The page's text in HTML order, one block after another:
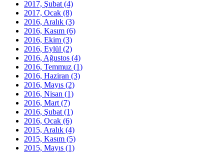
2017, Şubat (4)
2017, Ocak (8)
2016, Aralık (3)
2016, Kasım (6)
2016, Ekim (3)
2016, Eylül (2)
2016, Ağustos (4)
2016, Temmuz (1)
2016, Haziran (3)
2016, Mayıs (2)
2016, Nisan (1)
2016, Mart (7)
2016, Şubat (1)
2016, Ocak (6)
2015, Aralık (4)
2015, Kasım (5)
2015, Mayıs (1)